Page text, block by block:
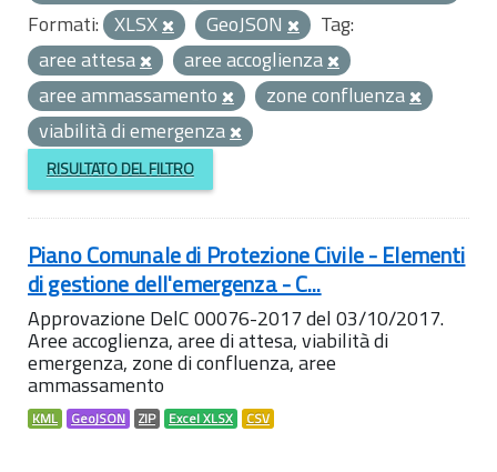
Formati: XLSX GeoJSON
Tag:
aree attesa
aree accoglienza
aree ammassamento
zone confluenza
viabilità di emergenza
RISULTATO DEL FILTRO
Piano Comunale di Protezione Civile - Elementi
di gestione dell'emergenza - C...
Approvazione DelC 00076-2017 del 03/10/2017.
Aree accoglienza, aree di attesa, viabilità di
emergenza, zone di confluenza, aree
ammassamento
KML GeoJSON ZIP Excel XLSX CSV